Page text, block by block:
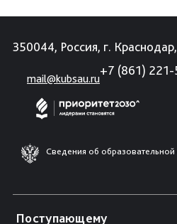
350044, Россия, г.
mail@kubsau.ru
+7 (861)
Сведения об образовательной
Поступающему